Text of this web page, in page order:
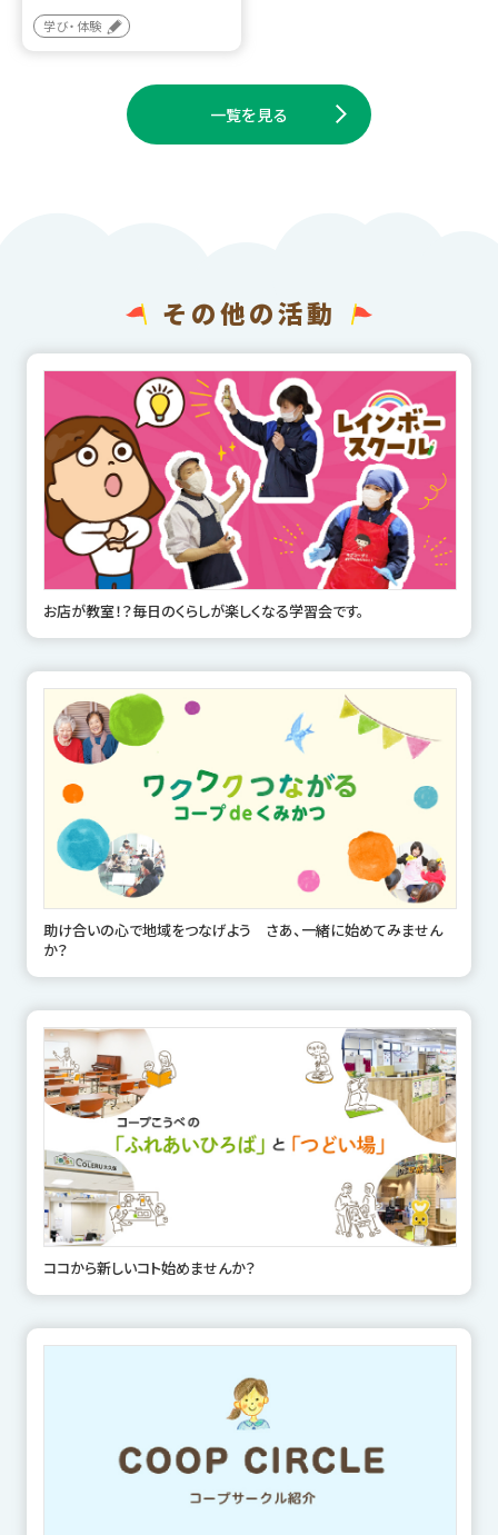
学び・体験
一覧を見る
その他の活動
お店が教室！？毎日のくらしが楽しくなる学習会です。
助け合いの心で地域をつなげよう さあ、一緒に始めてみません
か？
ココから新しいコト始めませんか？